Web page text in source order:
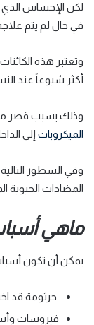
لكن الإحساس
في حال لم يتم
وتعتبر هذه
أكثر شيوعاً عند
وذلك بسبب قصر
الميكروبات إلى
وفي السطور
المضادات الحيوية
ماهي
يمكن أن تكون
جرثومة قد
فيروسات